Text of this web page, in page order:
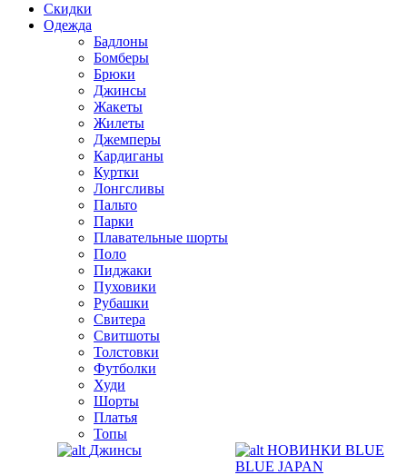
Скидки
Одежда
Бадлоны
Бомберы
Брюки
Джинсы
Жакеты
Жилеты
Джемперы
Кардиганы
Куртки
Лонгсливы
Пальто
Парки
Плавательные шорты
Поло
Пиджаки
Пуховики
Рубашки
Свитера
Свитшоты
Толстовки
Футболки
Худи
Шорты
Платья
Топы
Джинсы
НОВИНКИ BLUE
BLUE JAPAN